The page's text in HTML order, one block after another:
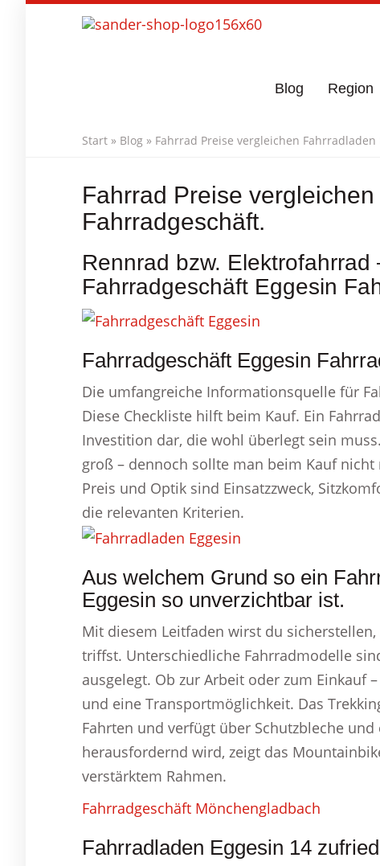
Blog Region
Start » Blog » Fahrrad Preise vergleichen
Fahrrad Preise
Fahrradgeschäft.
Rennrad bzw.
Fahrradgeschäft Eggesin
Fahrradgeschäft Eggesin
Die umfangreiche Informationsquelle für
Diese Checkliste hilft beim Kauf. Ein
Investition dar, die wohl überlegt sein
groß – dennoch sollte man beim Kauf
Preis und Optik sind Einsatzzweck,
die relevanten Kriterien.
Aus welchem Grund so ein
Eggesin so unverzichtbar ist.
Mit diesem Leitfaden wirst du
triffst. Unterschiedliche Fahrradmodelle
ausgelegt. Ob zur Arbeit oder zum Einkauf
und eine Transportmöglichkeit. Das
Fahrten und verfügt über Schutzbleche
herausfordernd wird, zeigt das
verstärktem Rahmen.
Fahrradgeschäft Mönchengladbach
Fahrradladen Eggesin 14